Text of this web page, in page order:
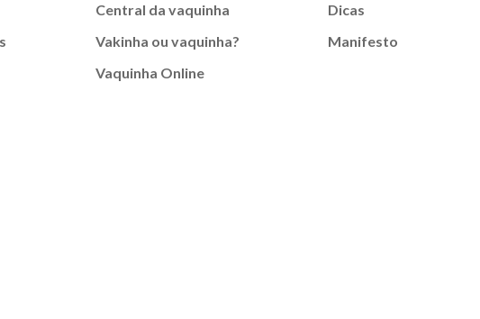
Central da vaquinha
Vakinha ou vaquinha?
Vaquinha Online
Dicas
Manifesto